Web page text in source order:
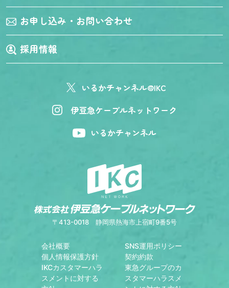
お申し込み・お問い合わせ
採用情報
いるかチャンネル@IKC
伊豆急ケーブルネットワーク
いるかチャンネル
〒413-0018 静岡県熱海市上宿町9番5号
会社概要
SNS運用ポリシー
個人情報保護方針
契約約款
IKCカスタマーハラ
スメントに対する
東急グループのカ
スタマーハラスメ